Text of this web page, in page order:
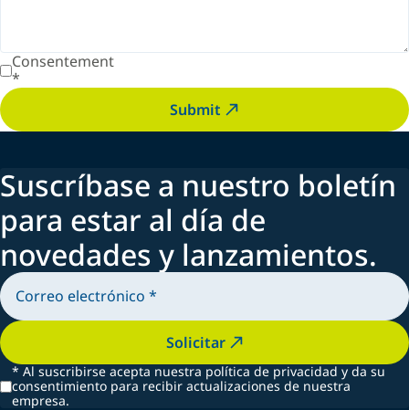
Consentement
*
Submit
Suscríbase a nuestro boletín
para estar al día de
novedades y lanzamientos.
Solicitar
* Al suscribirse acepta nuestra política de privacidad y da su
consentimiento para recibir actualizaciones de nuestra
empresa.